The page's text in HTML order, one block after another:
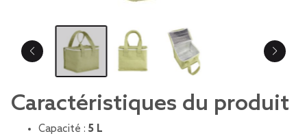
Caractéristiques du produit
Capacité : 5 L